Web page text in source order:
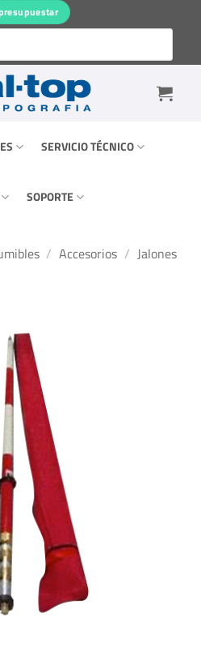
SERVICIO TÉCNICO
SOPORTE
/ Accesorios / Jalones